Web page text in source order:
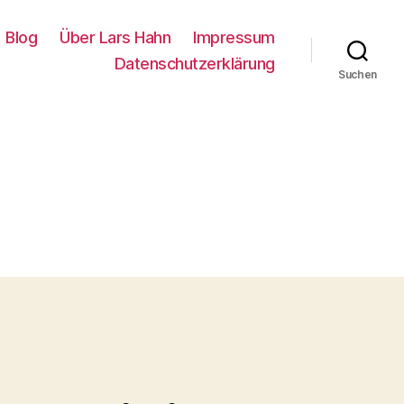
Blog Über Lars Hahn
Impressum
Datenschutzerklärung
Suchen